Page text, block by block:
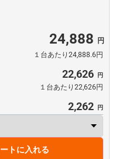
24,888
１台あたり24,888.6円
22,626
１台あたり22,626円
2,262
トに入れる